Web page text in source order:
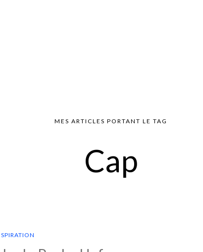
MES ARTICLES PORTANT LE TAG
Cap